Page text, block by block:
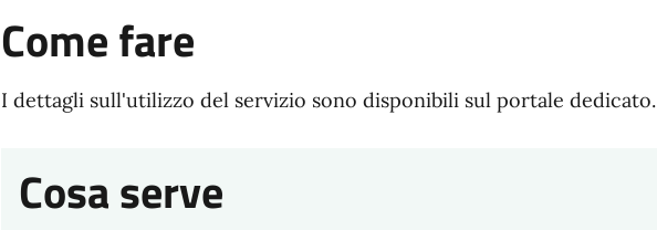
Come fare
I dettagli sull'utilizzo del servizio sono disponibili sul portale dedicato.
Cosa serve